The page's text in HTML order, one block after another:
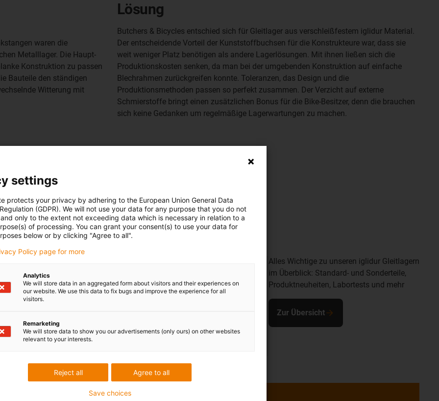
waren die
Metalllager. Die Haupt-
Konstruktion zu passen
Bauteile den ständigen
Witterung mit
Lösung
Butchers & Bicycles entschied sich für Gleitlager aus verschleißfestem iglidur Material.
Der entscheidende Vorteil der Kunststoffbuchsen für die Konstrukteure war, dass sie
weit weniger Platz benötigen als andere Lagerlösungen. Mit ihnen ließen sich die
Produktionskosten senken, da man bei der umgebenden Konstruktion auf einfache
Blechrahmen zurückgreifen konnte. Toleranzen, das Design und die
Produktionsmethoden passen so perfekt zusammen. Der Verzicht auf externe
Schmierstoffe bringt einen zusätzlichen Bonus für die Bike-Besitzer, denn die brauchen
sich keine Gedanken um regelmäßige Lagerwartungen zu machen.
Sattelstütze und Co. –
iglidur Gleitlager im
Unsere Gleitlager
Alles Wichtige zu unseren iglidur Gleitlagern
im Überblick: Standard- und Sonderteile,
Produktneuheiten, Labortests und mehr
Zur Übersicht
settings
protects your privacy by adhering to the European Union General Data
(GDPR). We will not use your data for any purpose that you do not
only to the extent not exceeding data which is necessary in relation to a
of processing. You can grant your consent(s) to use your data for
below or by clicking "Agree to all".
Policy page for more
Analytics
We will store data in an aggregated form about visitors and their experiences on
our website. We use this data to fix bugs and improve the experience for all
visitors.
Remarketing
We will store data to show you our advertisements (only ours) on other websites
relevant to your interests.
Agree to all
Reject all
Save choices